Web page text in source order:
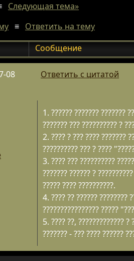
Следующая тема»
≡ Ответить на тему
Сообщение
08
Ответить с цитатой
1. ?????? ??????? ???????
??????? ??? ?????????? ?
2. ???? ? ??? ???? ???????
?????????? ??? ? ????
3. ???? ??? ??????????
??????? ?????? ?
????? ???? ??????????.
4. ???? ?? ?????? ????????
???????????????? ?????
5. ???? ??, ????????????? ?
??????? - ??? ???? ??????